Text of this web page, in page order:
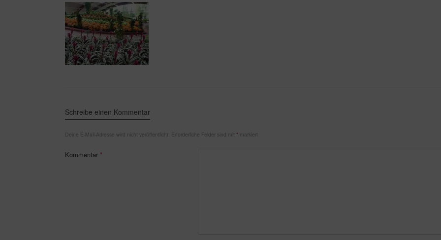
Schreibe einen Kommentar
Deine E-Mail-Adresse wird nicht veröffentlicht. Erforderliche Felder sind mit * markiert
Kommentar *